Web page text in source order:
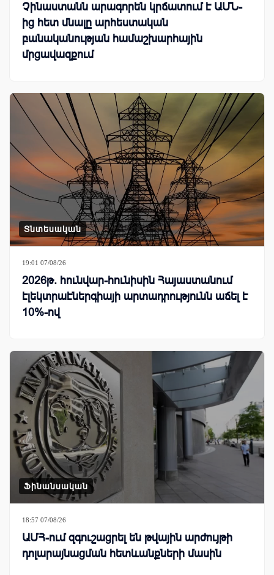
Չինաստանն արագորեն կրճատում է ԱՄՆ-
ից հետ մնալը արհեստական
բանականության համաշխարհային
մրցավազքում
Տնտեսական
19:01 07/08/26
2026թ. հունվար-հունիսին Հայաստանում
էլեկտրաէներգիայի արտադրությունն աճել է
10%-ով
Ֆինանսական
18:57 07/08/26
ԱՄՀ-ում զգուշացրել են թվային արժույթի
դոլարայնացման հետևանքների մասին